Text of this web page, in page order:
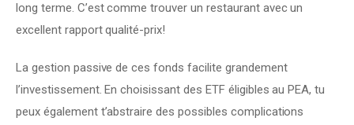
long terme. C’est comme trouver un restaurant avec un
excellent rapport qualité-prix!
La gestion passive de ces fonds facilite grandement
l’investissement. En choisissant des ETF éligibles au PEA, tu
peux également t’abstraire des possibles complications